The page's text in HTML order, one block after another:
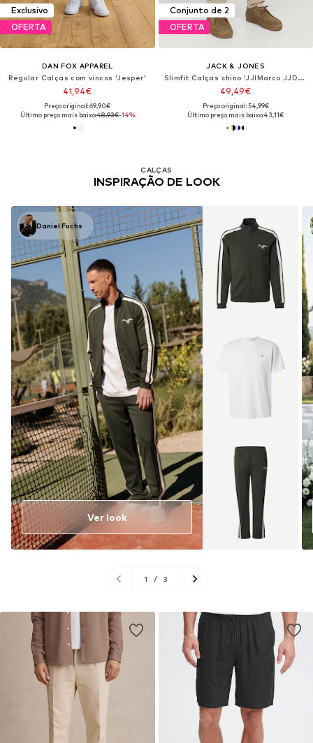
Exclusivo
OFERTA
DAN FOX APPAREL
Regular Calças com vincos 'Jesper'
41,94€
Preço original: 69,90€
Último preço mais baixo:48,93€-14%
Conjunto de 2
OFERTA
JACK & JONES
Slimfit Calças chino 'JJIMarco JJDave'
49,49€
Preço original: 54,99€
Último preço mais baixo:43,11€
CALÇAS
INSPIRAÇÃO DE LOOK
Daniel Fuchs
Ver look
1 / 3